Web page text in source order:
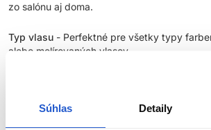
Súhlas Detaily
zo salónu aj doma.
Typ vlasu - Perfektné pre všetky typy
alebo melírovaných vlasov.
INGREDIENCIE: